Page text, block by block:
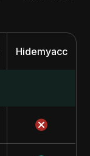
Hidemyacc